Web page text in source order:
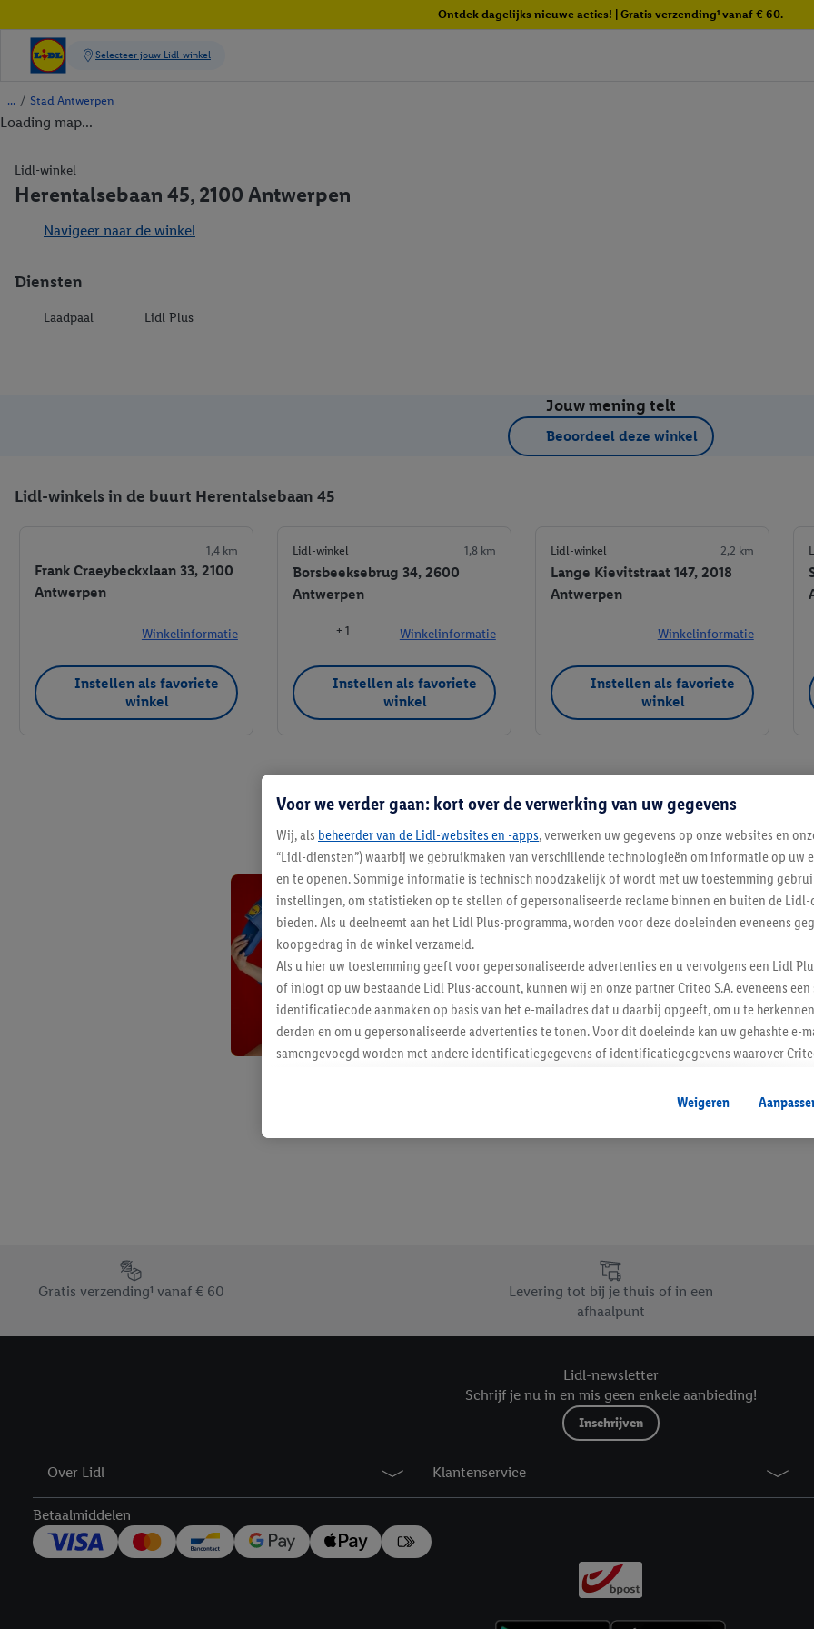
Ontdek dagelijks nieuwe acties! | Gratis verzending¹ vanaf € 60.
/ Stad Antwerpen
Loading map...
Lidl-winkel
Herentalsebaan 45, 2100 Antwerpen
Navigeer naar de winkel
Diensten
Laadpaal Lidl Plus
Jouw mening telt
Beoordeel deze winkel
Lidl-winkels in de buurt Herentalsebaan 45
1,4 km
Frank Craeybeckxlaan 33, 2100
Antwerpen
Winkelinformatie
Instellen als favoriete
winkel
Lidl-winkel 1,8 km
Borsbeeksebrug 34, 2600
Antwerpen
+ 1 Winkelinformatie
Instellen als favoriete
winkel
Lidl-winkel 2,2 km
Lange Kievitstraat 147, 2018
Antwerpen
Winkelinformatie
Instellen als favoriete
winkel
Instellen als favoriete winkel
Blijf op de
Inschrijven
Footerelement met de verschillende USPs van Lidl.be
Gratis verzending¹ vanaf € 60
Levering tot bij je thuis of in een
afhaalpunt
Lidl-newsletter
Schrijf je nu in en mis geen enkele aanbieding!
Inschrijven
Over Lidl Klantenservice
Betaalmiddelen
Voor we verder gaan: kort over de verwerking van uw gegevens
Wij, als beheerder van de Lidl-websites en -apps, verwerken uw gegevens op onze websites en
“Lidl-diensten”) waarbij we gebruikmaken van verschillende technologieën om informatie op uw
en te openen. Sommige informatie is technisch noodzakelijk of wordt met uw toestemming
instellingen, om statistieken op te stellen of gepersonaliseerde reclame binnen en buiten de Lidl-
bieden. Als u deelneemt aan het Lidl Plus-programma, worden voor deze doeleinden eveneens
koopgedrag in de winkel verzameld.
Als u hier uw toestemming geeft voor gepersonaliseerde advertenties en u vervolgens een Lidl
of inlogt op uw bestaande Lidl Plus-account, kunnen wij en onze partner Criteo S.A. eveneens
identificatiecode aanmaken op basis van het e-mailadres dat u daarbij opgeeft, om u te
derden en om u gepersonaliseerde advertenties te tonen. Voor dit doeleinde kan uw gehashte e-
samengevoegd worden met andere identificatiegegevens of identificatiegegevens waarover
Als u hiermee akkoord gaat, kunnen advertenties in het kader van retargeting, d.w.z. advertenties
u interesse hebt getoond (bijvoorbeeld door het product in de webshop aan uw winkelmandje toe
niet te kopen), ook op verschillende apparaten en verschillende Lidl-diensten worden
waaronder de bewaartermijn van de gegevens en uw recht om uw toestemming te allen tijde met
privacyverklaring.Je vindt het impressum hier.
Weigeren